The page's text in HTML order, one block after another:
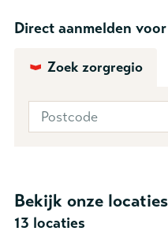
Direct aanmelden
Zoek zorgregio
Bekijk onze locaties
13 locaties